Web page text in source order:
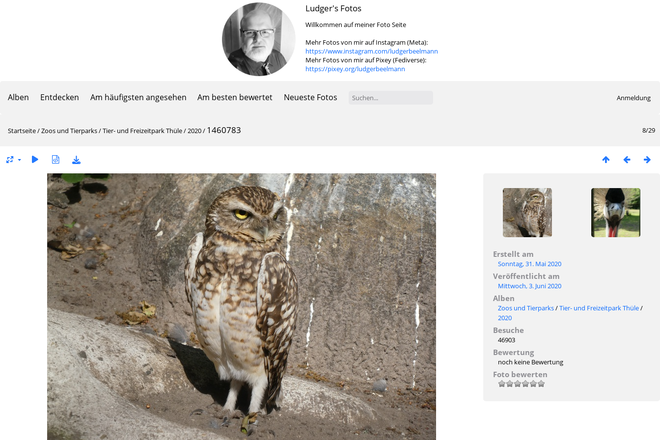
Ludger's Fotos
Willkommen auf meiner Foto Seite
Mehr Fotos von mir auf Instagram (Meta):
https://www.instagram.com/ludgerbeelmann
Mehr Fotos von mir auf Pixey (Fediverse):
https://pixey.org/ludgerbeelmann
Alben Entdecken Am häufigsten angesehen Am besten bewertet Neueste Fotos Anmeldung
8/29
Startseite/Zoos und Tierparks/Tier- und Freizeitpark Thüle/2020/ 1460783
Erstellt am
Sonntag, 31. Mai 2020
Veröffentlicht am
Mittwoch, 3. Juni 2020
Alben
Zoos und Tierparks/Tier- und Freizeitpark Thüle/
2020
Besuche
46903
Bewertung
noch keine Bewertung
Foto bewerten